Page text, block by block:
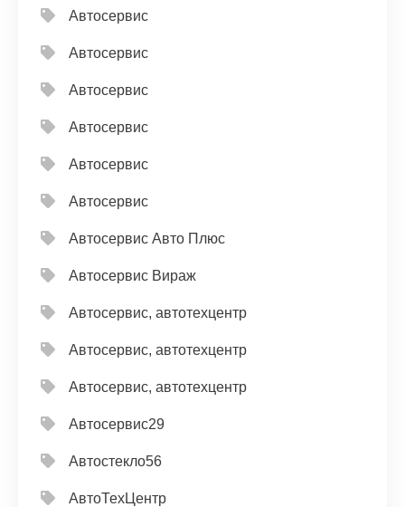
Автосервис
Автосервис
Автосервис
Автосервис
Автосервис
Автосервис
Автосервис Авто Плюс
Автосервис Вираж
Автосервис, автотехцентр
Автосервис, автотехцентр
Автосервис, автотехцентр
Автосервис29
Автостекло56
АвтоТехЦентр